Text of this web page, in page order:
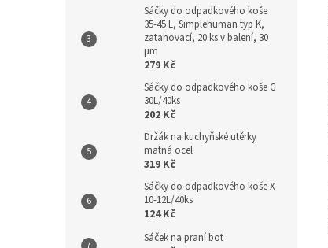
Sáčky do odpadkového koše
35-45 L, Simplehuman typ K,
zatahovací, 20 ks v balení, 30
µm
279 Kč
Sáčky do odpadkového koše G
30L/40ks
202 Kč
Držák na kuchyňské utěrky
matná ocel
319 Kč
Sáčky do odpadkového koše X
10-12L/40ks
124 Kč
Sáček na praní bot